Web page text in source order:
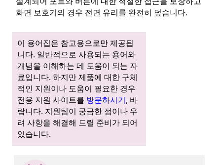
화면 보호기의 경우 전면 유리를 완전히 덮습니다.
이 용어집은 참고용으로만 제공됩
니다. 일반적으로 사용되는 용어와
개념을 이해하는 데 도움이 되는 자
료입니다. 하지만 제품에 대한 구체
적인 지원이나 도움이 필요한 경우
전용 지원 사이트를 방문하시기, 바
랍니다. 지원팀이 궁금한 점이나 우
려 사항을 해결해 드릴 준비가 되어
있습니다.